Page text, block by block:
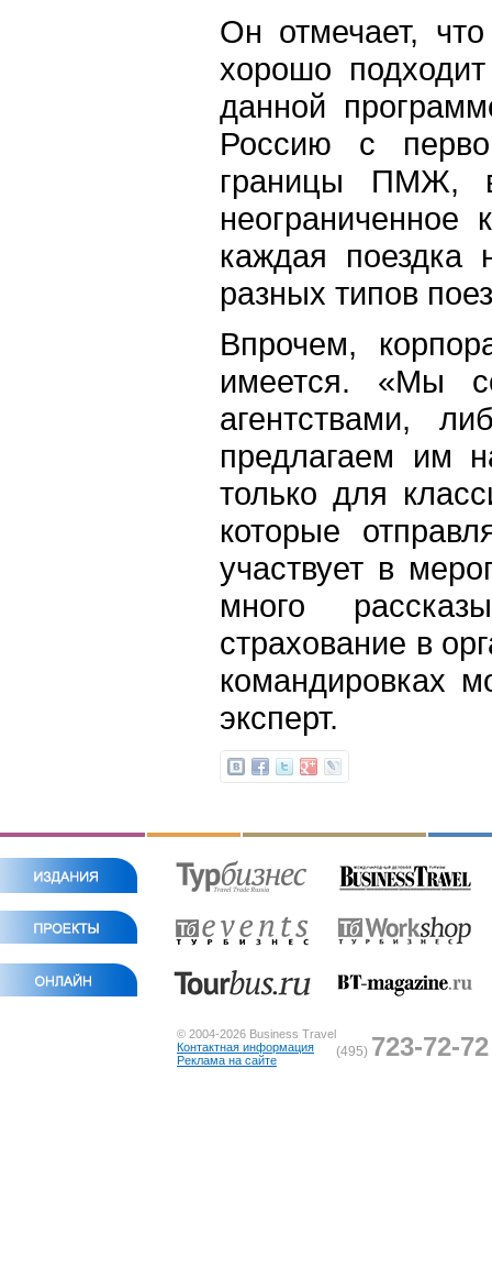
Он отмечает,
хорошо
данной
Россию с
границы ПМЖ, в
неограниченное
каждая
разных типов
Впрочем,
имеется. «Мы
агентствами,
предлагаем им
только для
которые
участвует в
много
страхование в
командировках
эксперт.
© 2004-2026 Business Travel
Контактная информация
Реклама на сайте
(495) 723-72-72